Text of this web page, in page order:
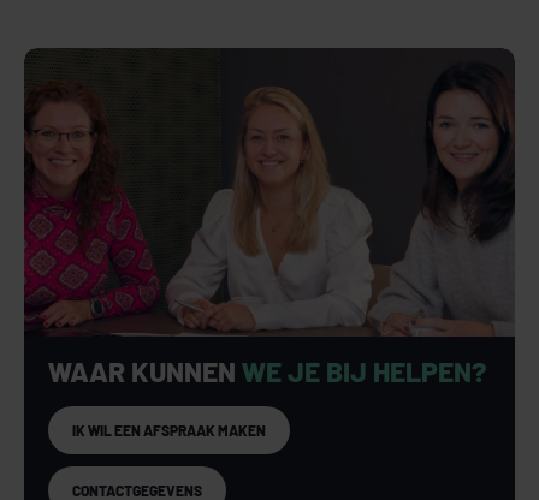
WAAR KUNNEN WE JE BIJ HELPEN?
IK WIL EEN AFSPRAAK MAKEN
CONTACTGEGEVENS